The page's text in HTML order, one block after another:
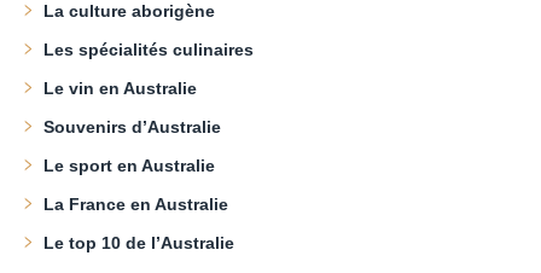
La culture aborigène
Les spécialités culinaires
Le vin en Australie
Souvenirs d’Australie
Le sport en Australie
La France en Australie
Le top 10 de l’Australie